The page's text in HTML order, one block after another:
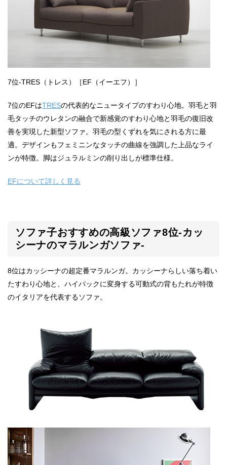
7位-TRES（トレス）［EF（イーエフ）］
7位のEFはTRESの代表的なニュータイプのすわり心地。羽毛と羽
毛タッチのウレタンの融合で新感覚のすわり心地と羽毛の復旧改
善を実現した新型ソファ。羽毛の型くずれを気にされる方に最
適。デザインもフェミニンなタッチの曲線を強調した上品なライ
ンが特徴。脚はジュラルミンの削り出しが標準仕様。
EFについて詳しく見る
ソファ子おすすめの高級ソファ8位-カッ
シーナのマラルンガソファ-
8位はカッシーナの超定番マラルンガ。カッシーナらしい落ち着い
たすわり心地と、ハイバックに変身する可動式の背もたれが特徴
のイタリアを代表するソファ。